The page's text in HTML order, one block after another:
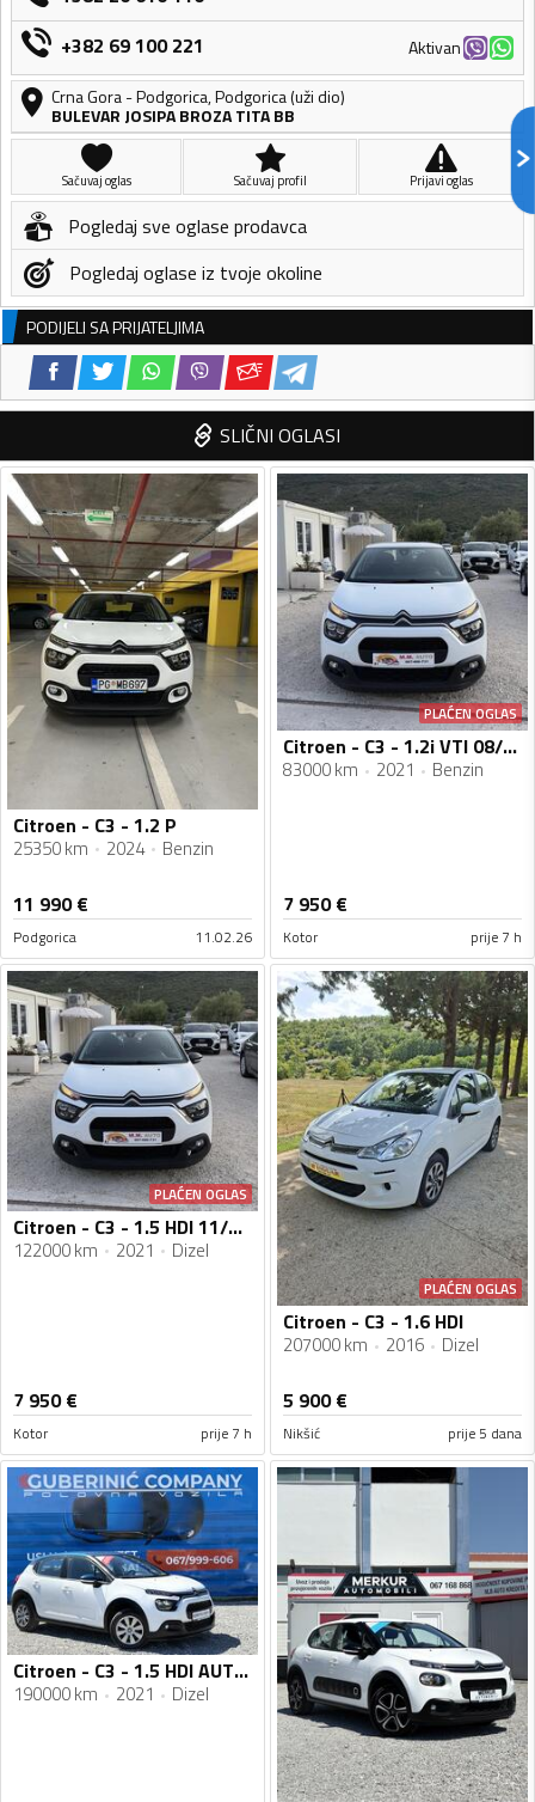
+382 69 100 221
Aktivan
Crna Gora-Podgorica,Podgorica (uži dio)
BULEVAR JOSIPA BROZA TITA BB
Sačuvaj oglas Sačuvaj profil Prijavi oglas
Pogledaj sve oglase prodavca
Pogledaj oglase iz tvoje okoline
PODIJELI SA PRIJATELJIMA
SLIČNI OGLASI
Citroen - C3 - 1.2 P
25350 km 2024 Benzin
11 990€
Podgorica 11.02.26
PLAĆEN OGLAS
Citroen - C3 - 1.2i VTI 08/2021g
83000 km 2021 Benzin
7 950€
Kotor prije 7 h
PLAĆEN OGLAS
Citroen - C3 - 1.5 HDI 11/2021g
122000 km 2021 Dizel
7 950€
Kotor prije 7 h
PLAĆEN OGLAS
Citroen - C3 - 1.6 HDI
207000 km 2016 Dizel
5 900€
Nikšić prije 5 dana
Citroen - C3 - 1.5 HDI AUTO ŠKOLA
190000 km 2021 Dizel